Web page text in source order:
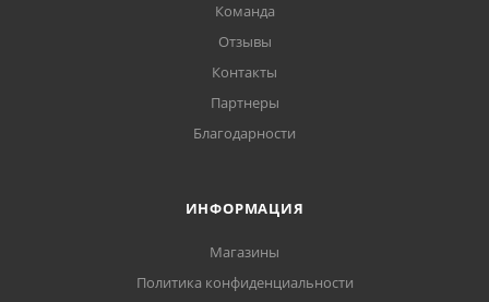
Команда
Отзывы
Контакты
Партнеры
Благодарности
ИНФОРМАЦИЯ
Магазины
Политика конфиденциальности